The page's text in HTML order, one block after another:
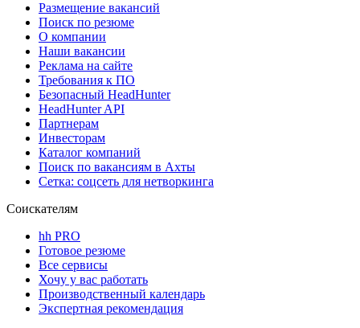
Размещение вакансий
Поиск по резюме
О компании
Наши вакансии
Реклама на сайте
Требования к ПО
Безопасный HeadHunter
HeadHunter API
Партнерам
Инвесторам
Каталог компаний
Поиск по вакансиям в Ахты
Сетка: соцсеть для нетворкинга
Соискателям
hh PRO
Готовое резюме
Все сервисы
Хочу у вас работать
Производственный календарь
Экспертная рекомендация